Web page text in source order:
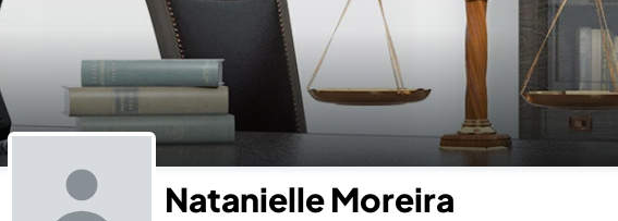
Natanielle Moreira